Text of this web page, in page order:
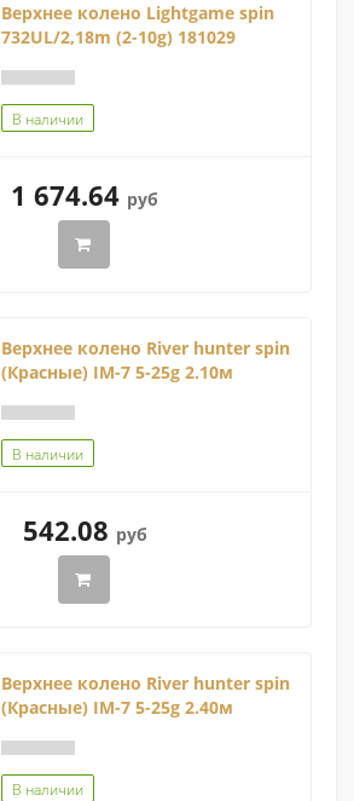
Верхнее колено Lightgame spin
732UL/2,18m (2-10g) 181029
В наличии
1 674.64 руб
Верхнее колено River hunter spin
(Красные) IM-7 5-25g 2.10м
В наличии
542.08 руб
Верхнее колено River hunter spin
(Красные) IM-7 5-25g 2.40м
В наличии